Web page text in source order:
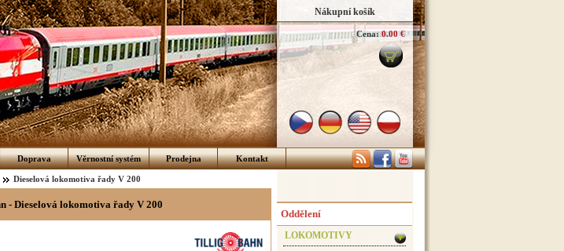
Nákupní košík
Cena: 0.00 €
Doprava Věrnostní systém Prodejna Kontakt
Dieselová lokomotiva řady V 200
- Dieselová lokomotiva řady V 200
Oddělení
LOKOMOTIVY